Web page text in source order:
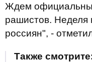
Ждем
рашистов. Неделя
россиян", -
Также